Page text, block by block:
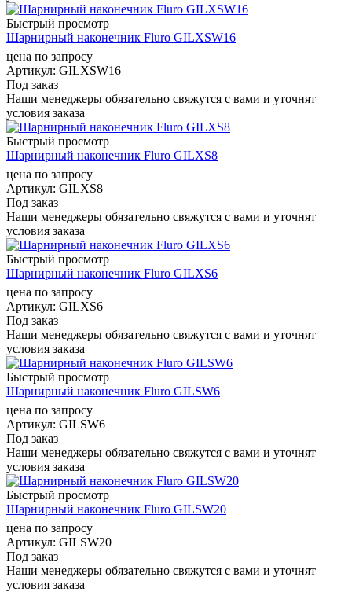
Быстрый просмотр
Шарнирный наконечник Fluro GILXSW16
цена по запросу
Артикул: GILXSW16
Под заказ
Наши менеджеры обязательно свяжутся с вами и уточнят
условия заказа
Быстрый просмотр
Шарнирный наконечник Fluro GILXS8
цена по запросу
Артикул: GILXS8
Под заказ
Наши менеджеры обязательно свяжутся с вами и уточнят
условия заказа
Быстрый просмотр
Шарнирный наконечник Fluro GILXS6
цена по запросу
Артикул: GILXS6
Под заказ
Наши менеджеры обязательно свяжутся с вами и уточнят
условия заказа
Быстрый просмотр
Шарнирный наконечник Fluro GILSW6
цена по запросу
Артикул: GILSW6
Под заказ
Наши менеджеры обязательно свяжутся с вами и уточнят
условия заказа
Быстрый просмотр
Шарнирный наконечник Fluro GILSW20
цена по запросу
Артикул: GILSW20
Под заказ
Наши менеджеры обязательно свяжутся с вами и уточнят
условия заказа